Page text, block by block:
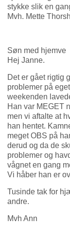
stykke slik en
Mvh. Mette
Søn med hjemve
Hej Janne.
Det er gået rigtig
problemer på
weekenden
Han var MEGET
men vi aftalte at
han hentet.
meget OBS på
derud og da de
problemer og
vågnet en gang
Vi håber han er
Tusinde tak for
andre.
Mvh Ann